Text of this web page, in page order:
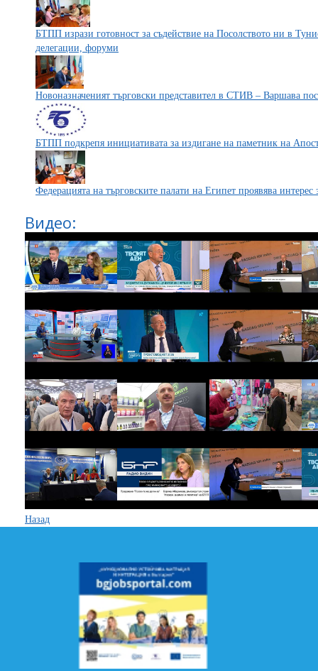
БТПП изрази готовност за съдействие на Посолството ни в
делегации, форуми
Новоназначеният търговски представител в СТИВ – Варшава
БТПП подкрепя инициативата за издигане на паметник на
Федерацията на търговските палати на Египет проявява
Видео:
Назад